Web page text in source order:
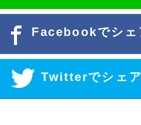
Facebookでシェ
Twitterでシェ